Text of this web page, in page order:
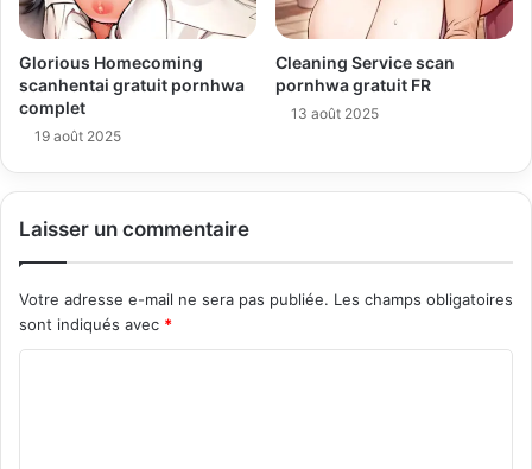
Glorious Homecoming
scanhentai gratuit pornhwa
complet
19 août 2025
Cleaning Service scan
pornhwa gratuit FR
13 août 2025
Laisser un commentaire
Votre adresse e-mail ne sera pas publiée. Les champs obligatoires
sont indiqués avec *